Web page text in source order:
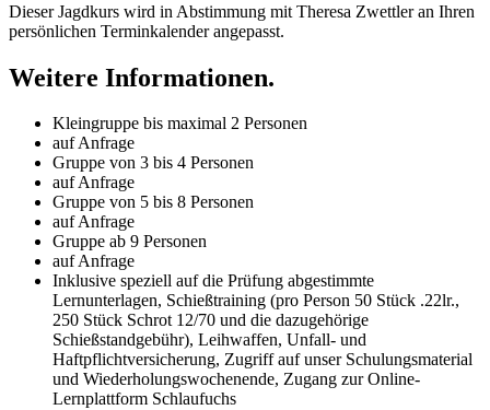
Dieser Jagdkurs wird in Abstimmung mit Theresa Zwettler an Ihren
persönlichen Terminkalender angepasst.
Weitere Informationen.
Kleingruppe bis maximal 2 Personen
auf Anfrage
Gruppe von 3 bis 4 Personen
auf Anfrage
Gruppe von 5 bis 8 Personen
auf Anfrage
Gruppe ab 9 Personen
auf Anfrage
Inklusive speziell auf die Prüfung abgestimmte
Lernunterlagen, Schießtraining (pro Person 50 Stück .22lr.,
250 Stück Schrot 12/70 und die dazugehörige
Schießstandgebühr), Leihwaffen, Unfall- und
Haftpflichtversicherung, Zugriff auf unser Schulungsmaterial
und Wiederholungswochenende, Zugang zur Online-
Lernplattform Schlaufuchs